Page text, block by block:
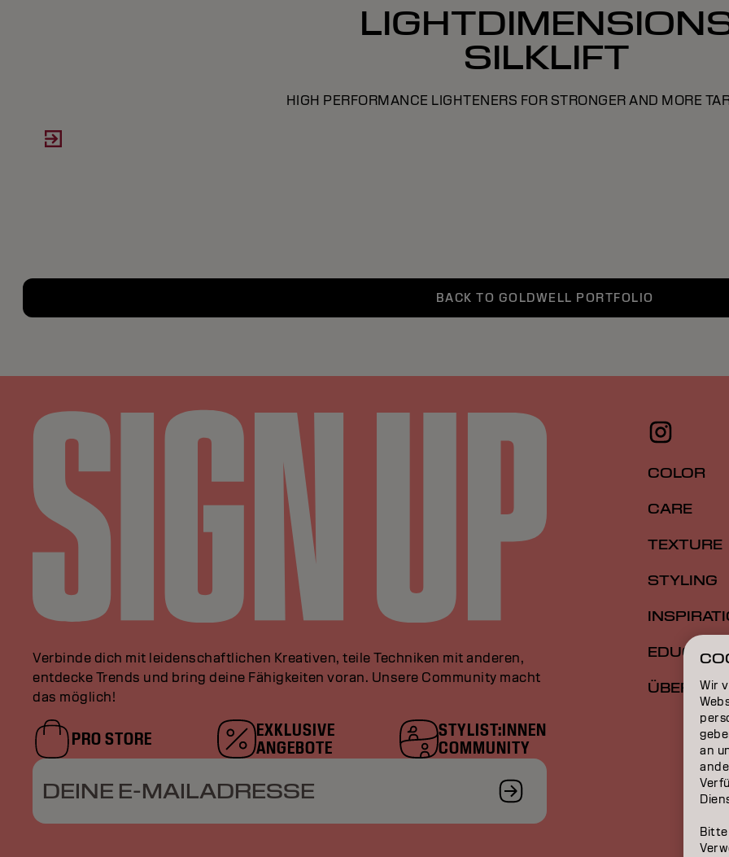
SILKLIFT
HIGH PERFORMANCE LIGHTENERS FOR STRONGER AND MORE
BACK TO GOLDWELL PORTFOLIO
Verbinde dich mit leidenschaftlichen Kreativen, teile Techniken mit anderen,
entdecke Trends und bring deine Fähigkeiten voran. Unsere Community macht
das möglich!
PRO STORE
EXKLUSIVE
ANGEBOTE
STYLIST:INNEN
COMMUNITY
DEINE E-MAILADRESSE
COLOR
CARE
TEXTURE
STYLING
ÜBER
Wir
an
Bitte